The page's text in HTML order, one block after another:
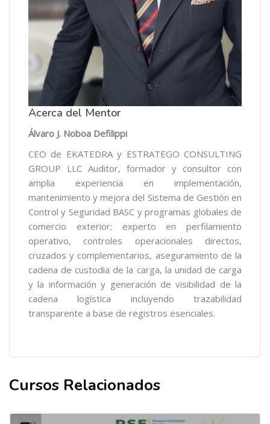
Acerca del Mentor
Álvaro J. Noboa Defilippi
CEO de EKATEDRA y ESTRATEGO CONSULTING
GROUP LLC Auditor, formador y consultor con
amplia experiencia en implementación,
mantenimiento y mejora del Sistema de Gestión en
Control y Seguridad BASC y programas globales de
comercio exterior; experto en perfilamiento
operativo, controles operacionales directos,
cruzados y complementarios, aseguramiento de la
cadena de custodia de la carga, la unidad de carga
y la información y generación de visibilidad de la
cadena logística incluyendo trazabilidad
transparente a base de registros esenciales.
Cursos Relacionados